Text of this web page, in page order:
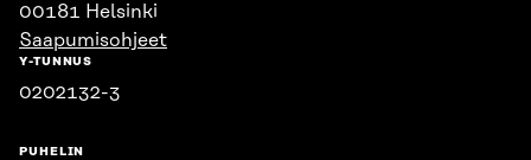
00181 Helsinki
Saapumisohjeet
Y-TUNNUS
0202132-3
PUHELIN